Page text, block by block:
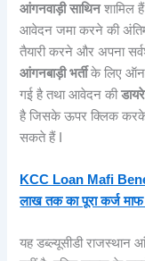
आंगनवाड़ी साथिनशामिल
आवेदन जमा करने की
तैयारी करने और अपना
आंगनबाड़ी भर्तीके लिए
गई है तथा आवेदन की
है जिसके ऊपर क्लिक
सकते हैं I
KCC Loan Mafi
लाख तक का पूरा कर्ज
यह डब्ल्यूसीडी राजस्थान